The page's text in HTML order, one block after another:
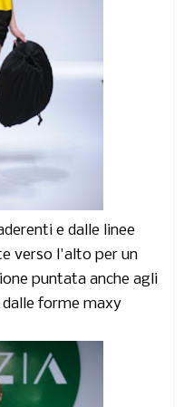
e dalle linee
verso l'alto per un
puntata anche agli
dalle forme maxy